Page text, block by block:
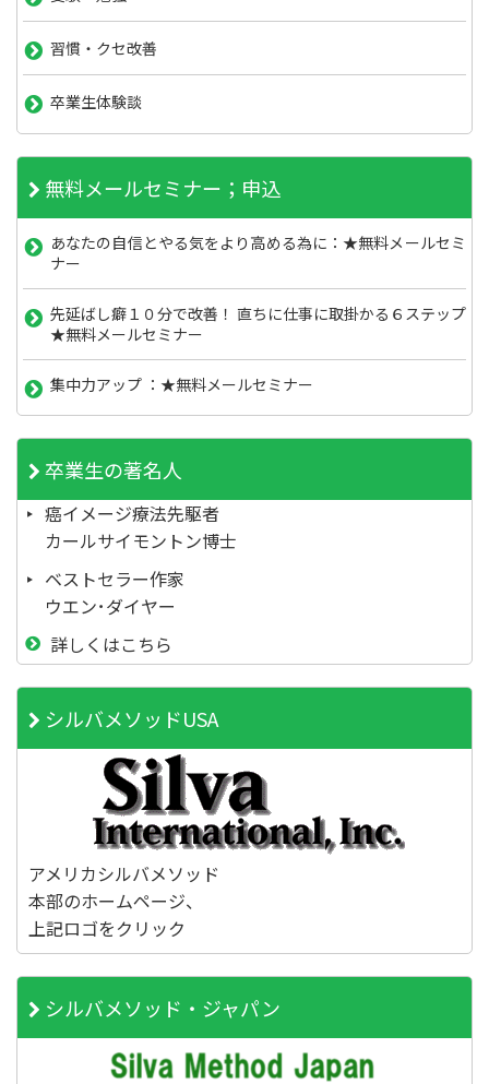
習慣・クセ改善
卒業生体験談
無料メールセミナー；申込
あなたの自信とやる気をより高める為に：★無料メールセミ
ナー
先延ばし癖１０分で改善！ 直ちに仕事に取掛かる６ステップ
★無料メールセミナー
集中力アップ ：★無料メールセミナー
卒業生の著名人
癌イメージ療法先駆者
カールサイモントン博士
ベストセラー作家
ウエン･ダイヤー
詳しくはこちら
シルバメソッドUSA
アメリカシルバメソッド
本部のホームページ、
上記ロゴをクリック
シルバメソッド・ジャパン